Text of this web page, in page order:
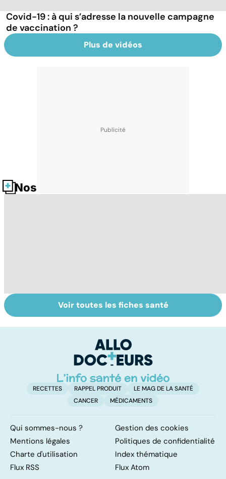
Covid-19 : à qui s’adresse la nouvelle campagne
de vaccination ?
Plus de vidéos
Nos fiches santé
Tout savoir sur
les infections
Inflammation des
amygdales : que
d'angine ?
Voir toutes les fiches santé
RECETTES RAPPEL PRODUIT
LE MAG DE LA SANTÉ
CANCER
MÉDICAMENTS
Qui sommes-nous ?
Gestion des cookies
Mentions légales
Politiques de confidentialité
Charte d'utilisation
Index thématique
Flux RSS
Flux Atom